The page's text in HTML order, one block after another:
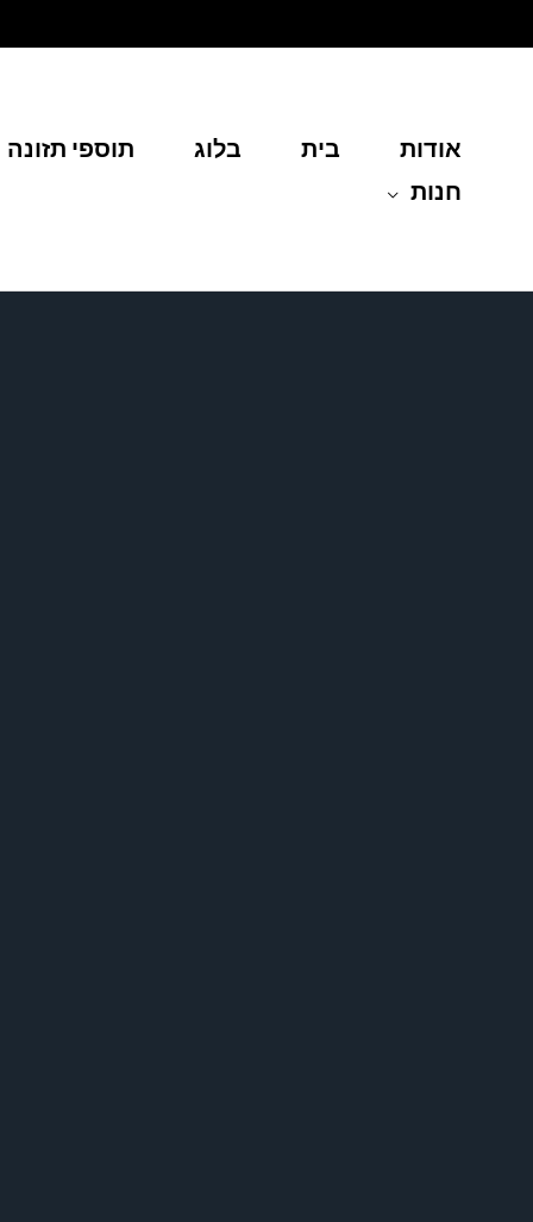
לתוכן
אודות בית בלוג
תוספי תזונה
חנות